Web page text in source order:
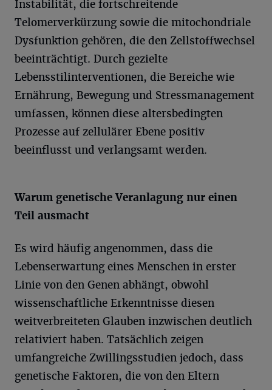
Instabilität, die fortschreitende
Telomerverkürzung sowie die mitochondriale
Dysfunktion gehören, die den Zellstoffwechsel
beeinträchtigt. Durch gezielte
Lebensstilinterventionen, die Bereiche wie
Ernährung, Bewegung und Stressmanagement
umfassen, können diese altersbedingten
Prozesse auf zellulärer Ebene positiv
beeinflusst und verlangsamt werden.
Warum genetische Veranlagung nur einen
Teil ausmacht
Es wird häufig angenommen, dass die
Lebenserwartung eines Menschen in erster
Linie von den Genen abhängt, obwohl
wissenschaftliche Erkenntnisse diesen
weitverbreiteten Glauben inzwischen deutlich
relativiert haben. Tatsächlich zeigen
umfangreiche Zwillingsstudien jedoch, dass
genetische Faktoren, die von den Eltern